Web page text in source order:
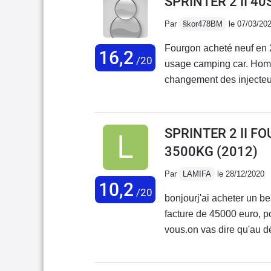
16,2 /20
Par §kor478BM le 07/03/
Fourgon acheté neuf
usage camping car.
changement des
moteur pour une fuite
rouille sous chassis, ce
par la marque ! Mon
du véhicule ! Les
peinture désastreuse,
Villebrequin cassé et
retour de mercedes...
10,2 /20
SPRINTER 2 II
3500KG (2012)
Par LAMIFA le 28/12/2020
bonjourj'ai acheter un
facture de 45000 euro,
vous.on vas dire qu'au
dise que ça peut